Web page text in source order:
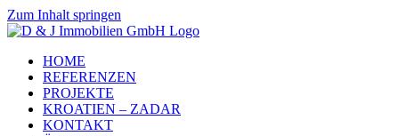
Zum Inhalt springen
HOME
REFERENZEN
PROJEKTE
KROATIEN – ZADAR
KONTAKT